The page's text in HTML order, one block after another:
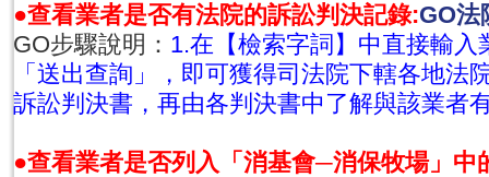
●查看業者是否有法院的訴訟判決記錄:GO法
GO步驟說明： 1.在【檢索字詞】中直接輸入
「送出查詢」，即可獲得司法院下轄各地法
訴訟判決書，再由各判決書中了解與該業者
●查看業者是否列入「消基會─消保牧場」中